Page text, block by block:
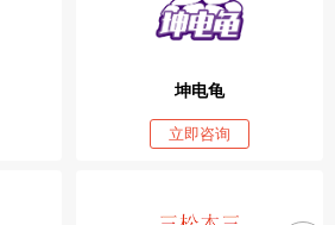
坤电龟
立即咨询